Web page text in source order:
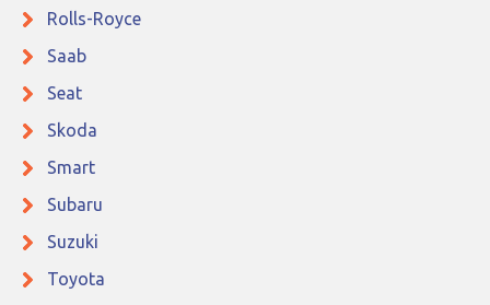
Rolls-Royce
Saab
Seat
Skoda
Smart
Subaru
Suzuki
Toyota